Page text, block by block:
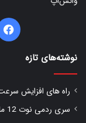
نوشته‌های تازه
راه های افزایش
سری ردمی نوت 12 ماه آینده عرضه شود